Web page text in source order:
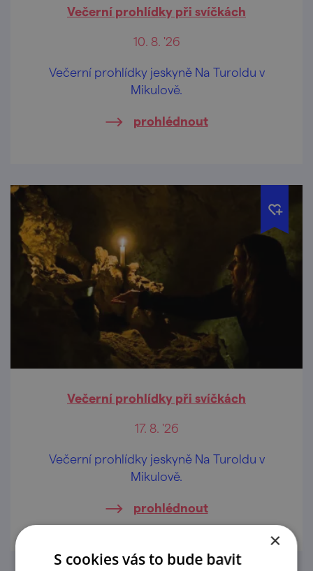
Večerní prohlídky při svíčkách
10. 8. '26
Večerní prohlídky jeskyně Na Turoldu v
Mikulově.
prohlédnout
Večerní prohlídky při svíčkách
17. 8. '26
Večerní prohlídky jeskyně Na Turoldu v
Mikulově.
prohlédnout
×
S cookies vás to bude bavit